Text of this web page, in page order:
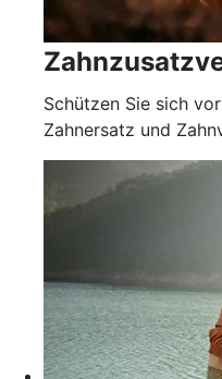
Schützen Sie sich
Zahnersatz und